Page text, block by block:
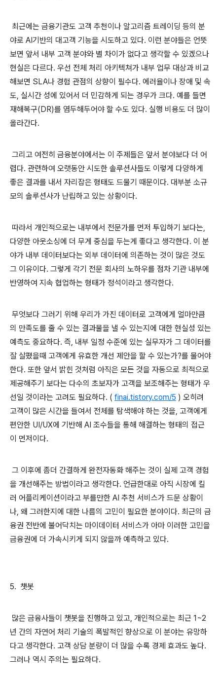
최근에는 금융기관도 고객 추천이나 알고리즘 트레이딩 등의 분
야로 AI기반의 대고객 기능을 시도하고 있다. 이런 분야들은 언뜻
보면 앞서 내부 고객 분야와 별 차이가 없다고 생각할 수 있겠으나
현실은 다르다. 우선 전체 처리 아키텍쳐가 내부 업무 대상과 비교
해보면 SLA나 경험 관점의 상향이 필수다. 에러율이나 장애 및 속
도, 실시간 성에 있어서 더 민감하게 되는 경우가 크다. 예를 들면
재해복구(DR)를 염두해두어야 할 수도 있다. 실행 비용도 더 많이
올라간다.
그리고 여전히 금융분야에서는 이 주제들은 앞서 분야보다 더 어
렵다. 관련하여 오랫동안 시도한 솔루션사들도 이렇게 다양하게
좋은 결과를 내서 자리잡은 형태도 드물기 때문이다. 대부분 소규
모의 솔루션사가 난립하고 있는 상황이다.
따라서 개인적으로는 내부에서 전문가를 먼저 투입하기 보다는,
다양한 아웃소싱에 더 무게 중심을 두는게 좋다고 생각한다. 이 분
야가 내부 데이터보다는 외부 데이터에 의존하는 것이 많은 것도
그 이유이다. 그렇게 각기 전문 회사의 노하우를 점차 기관 내부에
반영하여 지속 협업하는 형태가 정석이라고 생각한다.
무엇보다 그러기 위해 우리가 가진 데이터로 고객에게 얼마만큼
의 만족도를 줄 수 있는 결과물을 낼 수 있는지에 대한 현실성 있는
예측도 중요하다. 즉, 내부 일정 수준에 있는 실무자가 그 데이터를
잘 살폈을때 고객에게 유효한 개선 제안을 할 수 있는가?를 물어야
한다. 또한 앞서 밝힌 것처럼 아직은 모든 것을 자동으로 최적으로
제공해주기 보다는 다수의 초보자가 고객을 보조해주는 형태가 우
선일 것이라는 고려도 필요하다. ( finai.tistory.com/5 ) 오히려
고객이 많은 시간을 들여서 전체를 탐색해야 하는 것을, 고객에게
편안한 UI/UX에 기반해 AI 조수들을 통해 해결하는 형태의 접근
이 먼저이다.
그 이후에 좀더 간결하게 완전자동화 해주는 것이 실제 고객 경험
을 개선해주는 방법이라고 생각한다. 언급한대로 아직 시장에 킬
러 어플리케이션이라고 부를만한 AI 추천 서비스가 드문 상황이
나, 왜 그러한지에 대한 나름의 고민이 필요한 분야이다. 최근의 금
융권 전반에 불어닥치는 마이데이터 서비스가 아마 이러한 고민을
금융권에 더 가속시키게 되지 않을까 예측하고 있다.
5. 챗봇
많은 금융사들이 챗봇을 진행하고 있고, 개인적으로는 최근 1~2
년 간의 자연어 처리 기술의 폭발적인 향상으로 이 분야는 유망하
다고 생각한다. 고객 상담 분량이 더 많을 수록 경제 효과도 높다.
그러나 역시 주의는 필요하다.